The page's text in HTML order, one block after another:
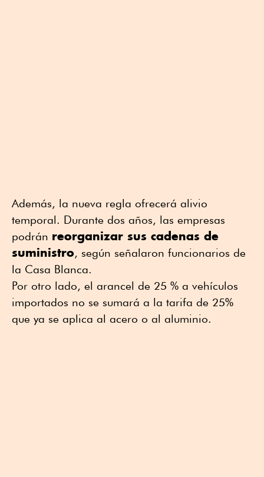
Además, la nueva regla ofrecerá alivio
temporal. Durante dos años, las empresas
podrán reorganizar sus cadenas de
suministro, según señalaron funcionarios de
la Casa Blanca.
Por otro lado, el arancel de 25 % a vehículos
importados no se sumará a la tarifa de 25%
que ya se aplica al acero o al aluminio.